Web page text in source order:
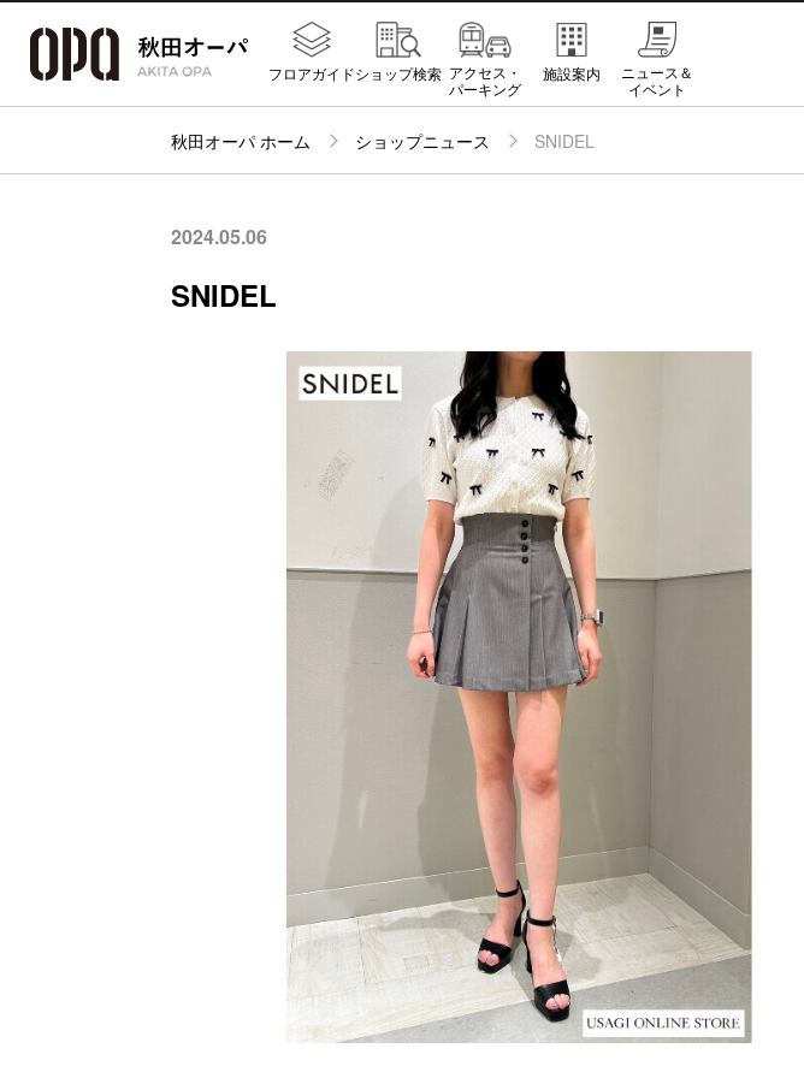
フロアガイドショップ検索 アクセス・
パーキング
施設案内
ニュース＆
イベント
秋田オーパ ホーム ショップニュース SNIDEL
2024.05.06
SNIDEL